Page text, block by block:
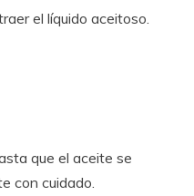
el líquido aceitoso.
que el aceite se
con cuidado.